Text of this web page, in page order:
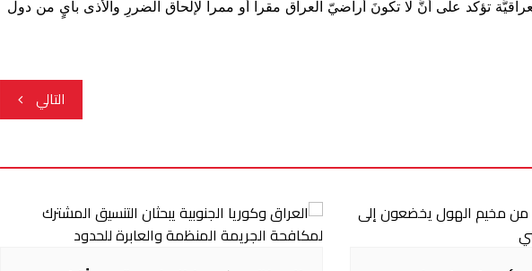
تؤكد على أنَّ لا تكونَ أراضيّ العراق مقراً أو ممراً لإلحاق الضررِ والأذى بأيٍ من دول
التالي